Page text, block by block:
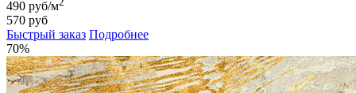
490 руб/м
570 руб
Быстрый заказ Подробнее
70%